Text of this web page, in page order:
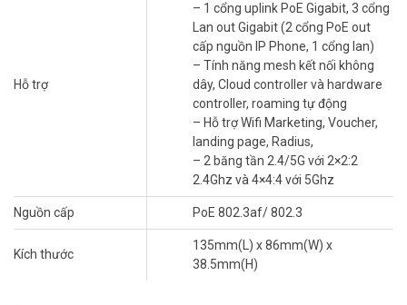
Grandstream GWN7624 mang lại
Việc sử dụng thiết bị đa chức năngbộ phát sóng Grandstream
GWN7624 giải quyết được tất cả các bài toán mà khối khách sạn
– Phủ sóng được full trong các phòng kín, sâu bên trong.
– 1 dây mạng duy nhất chạy vào phòng, sử dụng cho nhiều dịch vụ.
– Hỗ trợ quảng cáo các dịch vụ của khách sạn thông qua tính năng
Thiết bị Wifi Access Point Grandstream
GWN7630LR
Thông tin sản phẩm thiết bị Wifi Access
Point Grandstream GWN7624
Hỗ trợ
– 1 cổng uplink PoE Gigabit, 3 cổng
Lan out Gigabit (2 cổng PoE out
cấp nguồn IP Phone, 1 cổng lan)
– Tính năng mesh kết nối không
dây, Cloud controller và hardware
controller, roaming tự động
– Hỗ trợ Wifi Marketing, Voucher,
landing page, Radius,
– 2 băng tần 2.4/5G với 2×2:2
2.4Ghz và 4×4:4 với 5Ghz
Nguồn cấp PoE 802.3af/ 802.3
Kích thước
135mm(L) x 86mm(W) x
38.5mm(H)